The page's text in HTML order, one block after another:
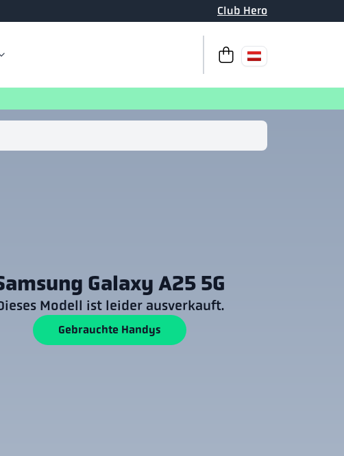
Club Hero
Zur KasseIhr Warenkorb ist
Galaxy A25 5G
Modell ist leider ausverkauft.
Gebrauchte Handys